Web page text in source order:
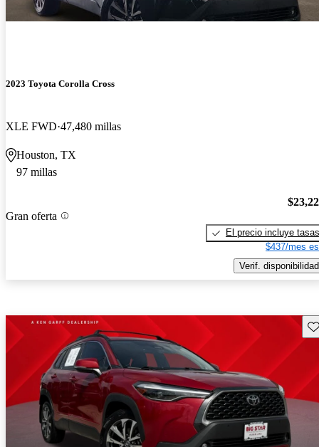
2023 Toyota Corolla Cross
XLE FWD 47,480 millas
Houston, TX
97 millas
Gran oferta
El precio incluye tasas
$437/mes
Verif. disponibilidad